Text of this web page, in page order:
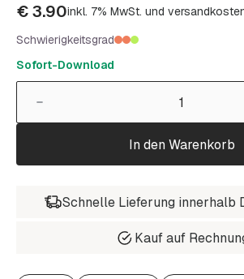
€3.90inkl. 7% MwSt. und
Schwierigkeitsgrad
Sofort-Download
In den Warenkorb
Schnelle Lieferung innerhalb
Kauf auf